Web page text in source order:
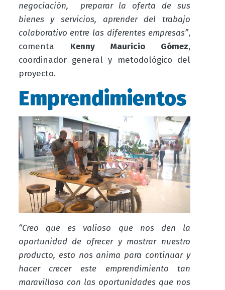
negociación, preparar la oferta de sus
bienes y servicios, aprender del trabajo
colaborativo entre las diferentes empresas”,
comenta Kenny Mauricio Gómez,
coordinador general y metodológico del
proyecto.
Emprendimientos
“Creo que es valioso que nos den la
oportunidad de ofrecer y mostrar nuestro
producto, esto nos anima para continuar y
hacer crecer este emprendimiento tan
maravilloso con las oportunidades que nos